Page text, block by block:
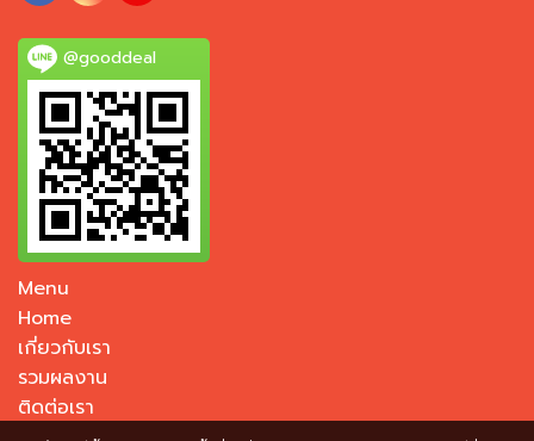
@gooddeal
Menu
Home
เกี่ยวกับเรา
รวมผลงาน
ติดต่อเรา